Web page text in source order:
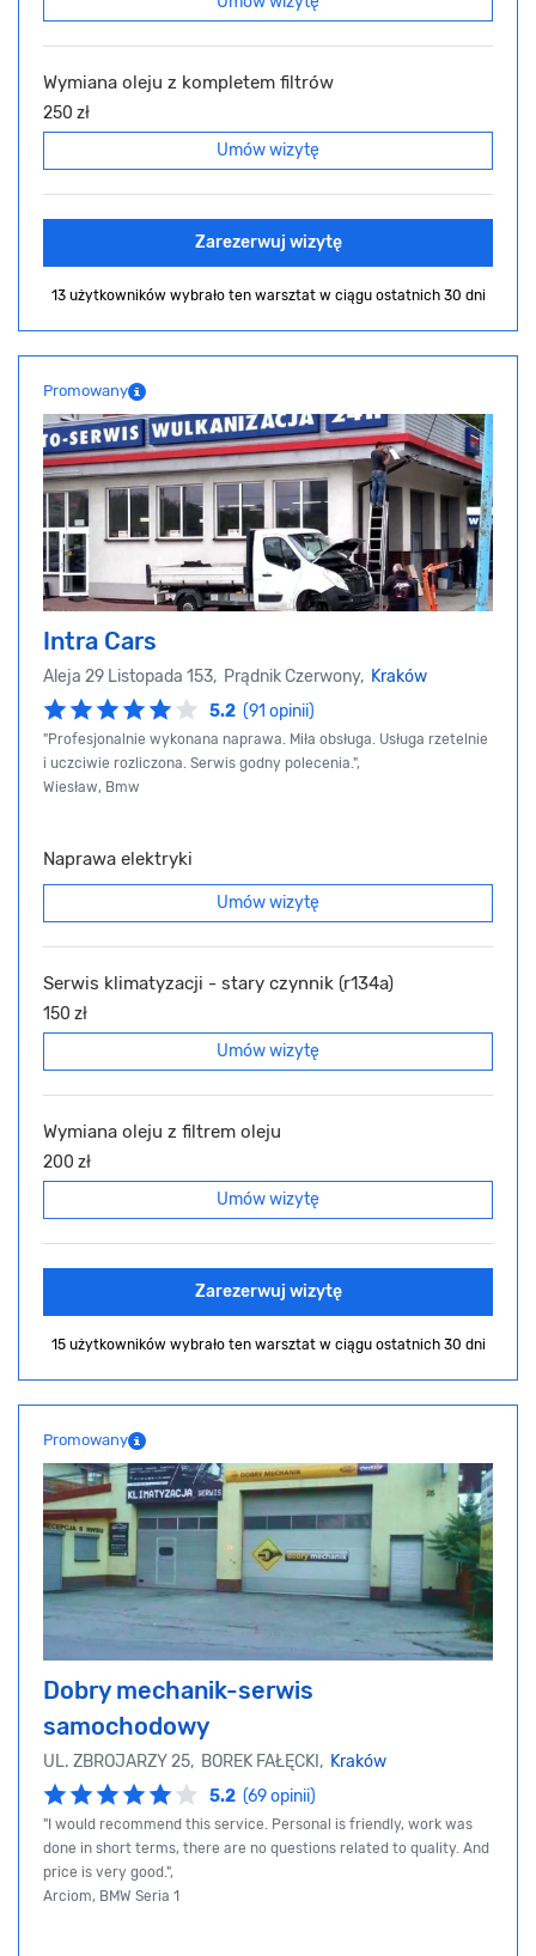
Wymiana oleju z kompletem filtrów
250 zł
Umów wizytę
Zarezerwuj wizytę
13 użytkowników wybrało ten warsztat w ciągu ostatnich 30 dni
Promowany
Intra Cars
Aleja 29 Listopada 153, Prądnik Czerwony, Kraków
5.2 (91 opinii)
"Profesjonalnie wykonana naprawa. Miła obsługa. Usługa rzetelnie
i uczciwie rozliczona. Serwis godny polecenia.",
Wiesław, Bmw
Naprawa elektryki
Umów wizytę
Serwis klimatyzacji - stary czynnik (r134a)
150 zł
Umów wizytę
Wymiana oleju z filtrem oleju
200 zł
Umów wizytę
Zarezerwuj wizytę
15 użytkowników wybrało ten warsztat w ciągu ostatnich 30 dni
Promowany
Dobry mechanik-serwis
samochodowy
UL. ZBROJARZY 25, BOREK FAŁĘCKI, Kraków
5.2 (69 opinii)
"I would recommend this service. Personal is friendly, work was
done in short terms, there are no questions related to quality. And
price is very good.",
Arciom, BMW Seria 1